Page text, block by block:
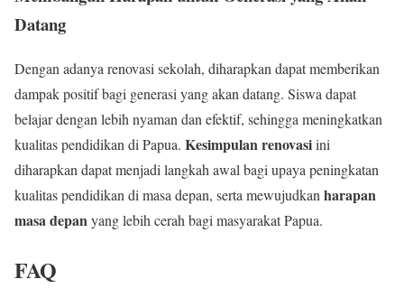
Datang
Dengan adanya renovasi sekolah, diharapkan dapat memberikan
dampak positif bagi generasi yang akan datang. Siswa dapat
belajar dengan lebih nyaman dan efektif, sehingga meningkatkan
kualitas pendidikan di Papua. Kesimpulan renovasiini
diharapkan dapat menjadi langkah awal bagi upaya peningkatan
kualitas pendidikan di masa depan, serta mewujudkan harapan
masa depanyang lebih cerah bagi masyarakat Papua.
FAQ